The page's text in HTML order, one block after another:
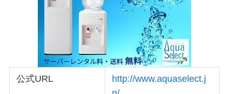
公式URL
http://www.aquaselect.j